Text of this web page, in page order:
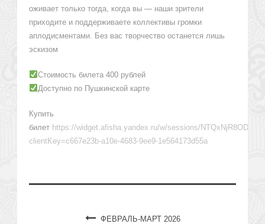
оживает только тогда, когда вы — наши зрители
приходите и поддерживаете коллективы громки
аплодисментами. Без вас творчество останется лишь
эскизом
Стоимость билета 400 рублей
Доступно по Пушкинской карте
Купить
билет https://widget.afisha.yandex.ru/w/sessions/
clientKey=c667e23b-a10e-4683-9ee9-1e564173d55a
ФЕВРАЛЬ-МАРТ 2026